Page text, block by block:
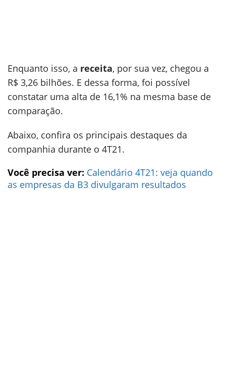
Enquanto isso, a receita, por sua vez, chegou a
R$ 3,26 bilhões. E dessa forma, foi possível
constatar uma alta de 16,1% na mesma base de
comparação.
Abaixo, confira os principais destaques da
companhia durante o 4T21.
Você precisa ver: Calendário 4T21: veja quando
as empresas da B3 divulgaram resultados